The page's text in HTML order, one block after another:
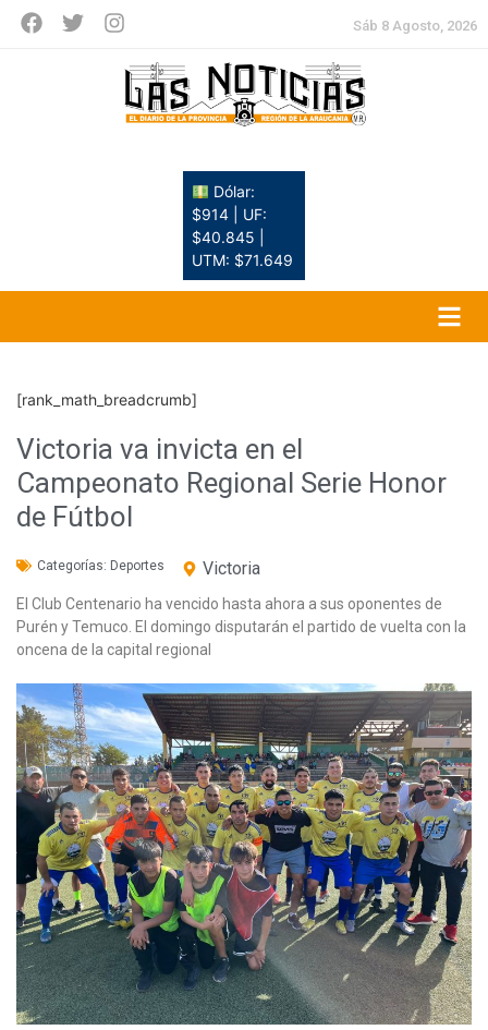
Sáb 8 Agosto, 2026
Dólar:
$914 | UF:
$40.845 |
UTM: $71.649
[rank_math_breadcrumb]
Victoria va invicta en el
Campeonato Regional Serie Honor
de Fútbol
Categorías: Deportes Victoria
El Club Centenario ha vencido hasta ahora a sus oponentes de
Purén y Temuco. El domingo disputarán el partido de vuelta con la
oncena de la capital regional